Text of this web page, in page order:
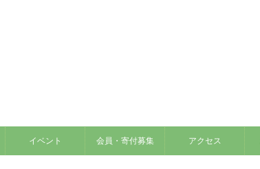
イベント 会員・寄付募集 アクセス